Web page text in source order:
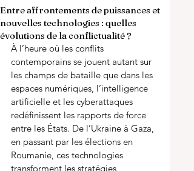
Entre affrontements de puissances et
nouvelles technologies : quelles
évolutions de la conflictualité ?
À l’heure où les conflits
contemporains se jouent autant sur
les champs de bataille que dans les
espaces numériques, l’intelligence
artificielle et les cyberattaques
redéfinissent les rapports de force
entre les États. De l’Ukraine à Gaza,
en passant par les élections en
Roumanie, ces technologies
transforment les stratégies